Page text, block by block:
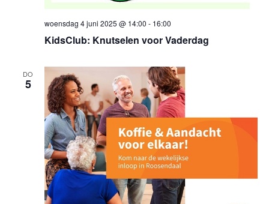
KidsClub: Knutselen voor Vaderdag
woensdag 4 juni 2025 @ 14:00 - 16:00
DO
5